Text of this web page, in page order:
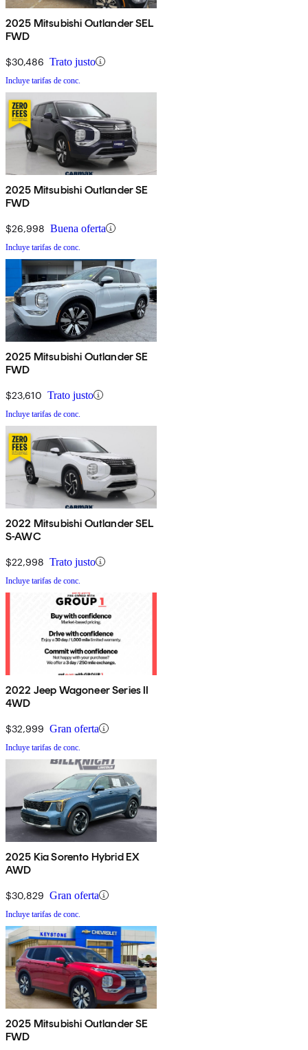
2025 Mitsubishi Outlander SEL
FWD
$30,486 Trato justo
Incluye tarifas de conc.
2025 Mitsubishi Outlander SE
FWD
$26,998 Buena oferta
Incluye tarifas de conc.
2025 Mitsubishi Outlander SE
FWD
$23,610 Trato justo
Incluye tarifas de conc.
2022 Mitsubishi Outlander SEL
S-AWC
$22,998 Trato justo
Incluye tarifas de conc.
2022 Jeep Wagoneer Series II
4WD
$32,999 Gran oferta
Incluye tarifas de conc.
2025 Kia Sorento Hybrid EX
AWD
$30,829 Gran oferta
Incluye tarifas de conc.
2025 Mitsubishi Outlander SE
FWD